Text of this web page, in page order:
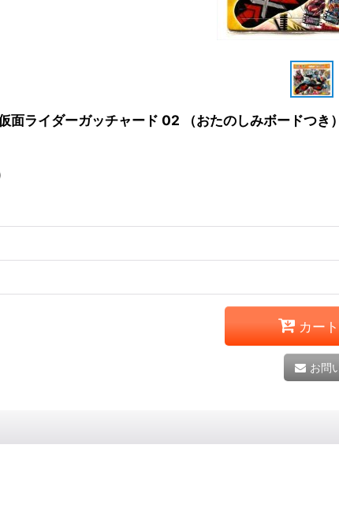
ライダーガッチャード 02 （おたのしみボードつき
カー
お問